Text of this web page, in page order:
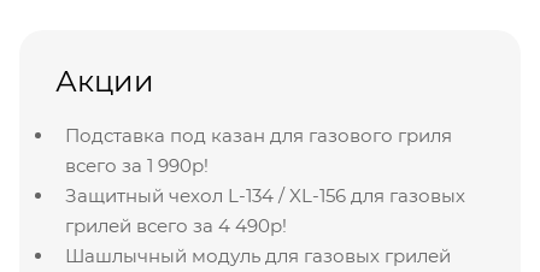
Акции
Подставка под казан для газового гриля
всего за 1 990р!
Защитный чехол L-134 / XL-156 для газовых
грилей всего за 4 490р!
Шашлычный модуль для газовых грилей